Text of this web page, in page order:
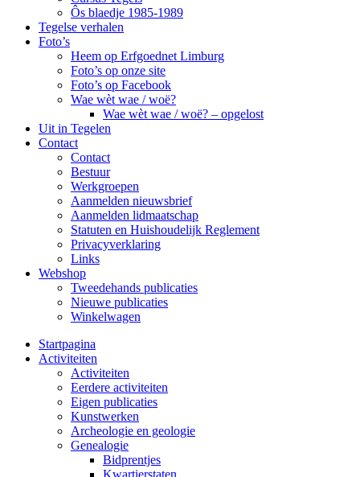
Ôs blaedje 1985-1989
Tegelse verhalen
Foto’s
Heem op Erfgoednet Limburg
Foto’s op onze site
Foto’s op Facebook
Wae wèt wae / woë?
Wae wèt wae / woë? – opgelost
Uit in Tegelen
Contact
Contact
Bestuur
Werkgroepen
Aanmelden nieuwsbrief
Aanmelden lidmaatschap
Statuten en Huishoudelijk Reglement
Privacyverklaring
Links
Webshop
Tweedehands publicaties
Nieuwe publicaties
Winkelwagen
Startpagina
Activiteiten
Activiteiten
Eerdere activiteiten
Eigen publicaties
Kunstwerken
Archeologie en geologie
Genealogie
Bidprentjes
Kwartierstaten